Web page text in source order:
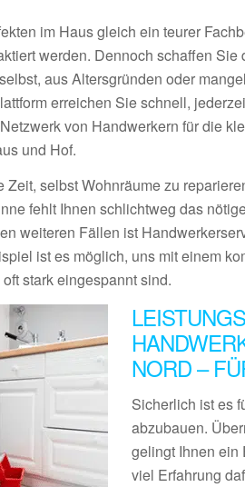
im Haus gleich ein teurer
werden. Dennoch schaffen Sie
aus Altersgründen oder
erreichen Sie schnell,
von Handwerkern für die
und Hof.
selbst Wohnräume zu
fehlt Ihnen schlichtweg das
weiteren Fällen ist
ist es möglich, uns mit einem
stark eingespannt sind.
NORD –
Sicherlich ist es
abzubauen.
gelingt Ihnen ein
viel Erfahrung